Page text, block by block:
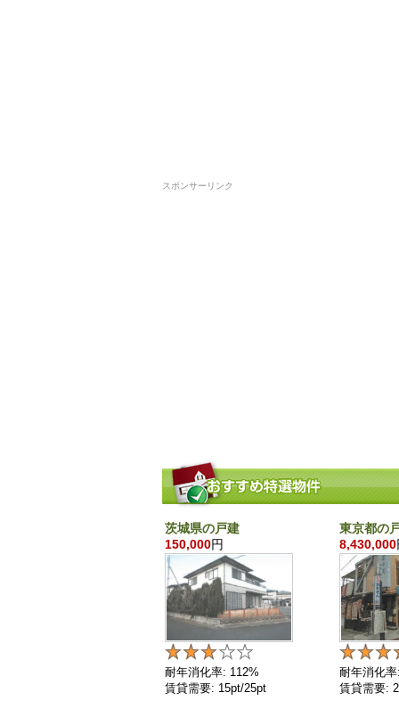
スポンサーリンク
茨城県の戸建
150,000円
耐年消化率: 112%
賃貸需要: 15pt/25pt
東京都の
8,430,000
耐年消化
賃貸需要: